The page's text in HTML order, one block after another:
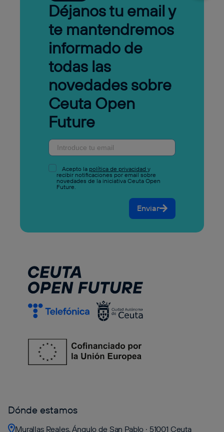
Déjanos tu email y
te mantendremos
informado de
todas las
novedades sobre
Ceuta Open
Future
Acepto la política de privacidad y
recibir notificaciones por email sobre
novedades de la iniciativa Ceuta Open
Future.
Enviar
Dónde estamos
Murallas Reales, Ángulo de San Pablo · 51001 Ceuta